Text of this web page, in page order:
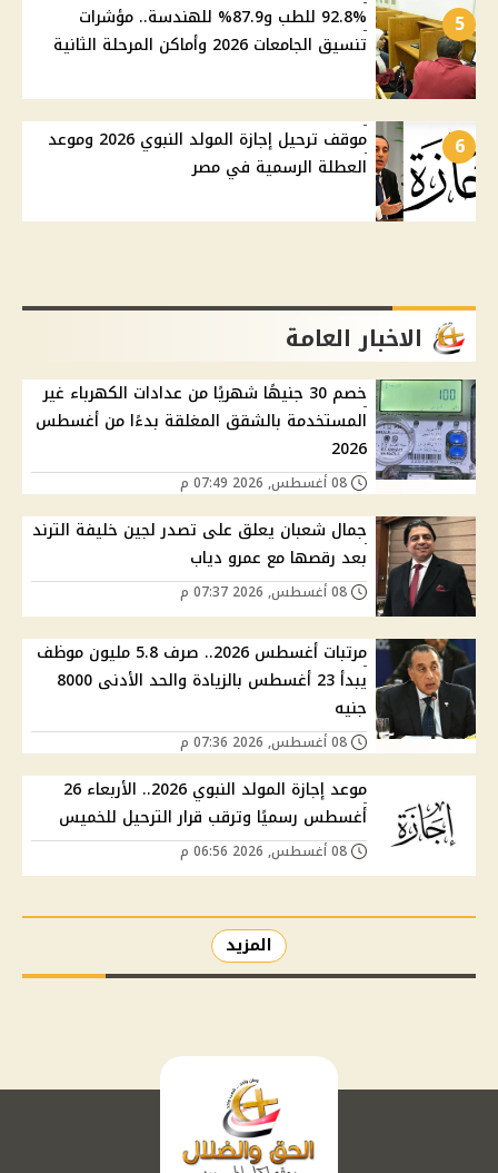
5
92.8% للطب و87.9% للهندسة.. مؤشرات
تنسيق الجامعات 2026 وأماكن المرحلة الثانية
6
موقف ترحيل إجازة المولد النبوي 2026 وموعد
العطلة الرسمية في مصر
الاخبار العامة
خصم 30 جنيهًا شهريًا من عدادات الكهرباء غير
المستخدمة بالشقق المغلقة بدءًا من أغسطس
2026
جمال شعبان يعلق على تصدر لجين خليفة الترند
بعد رقصها مع عمرو دياب
مرتبات أغسطس 2026.. صرف 5.8 مليون موظف
يبدأ 23 أغسطس بالزيادة والحد الأدنى 8000
جنيه
موعد إجازة المولد النبوي 2026.. الأربعاء 26
أغسطس رسميًا وترقب قرار الترحيل للخميس
المزيد